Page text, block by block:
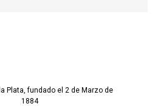
Plata, fundado el 2 de Marzo de
1884